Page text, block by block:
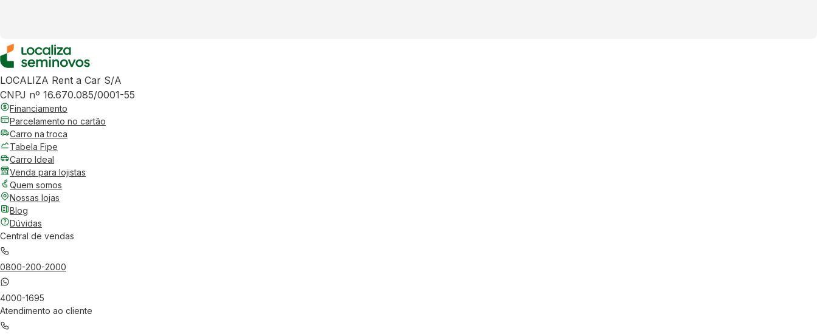
LOCALIZA Rent a Car S/A
CNPJ nº 16.670.085/0001-55
Financiamento
Parcelamento no cartão
Carro na troca
Tabela Fipe
Carro Ideal
Venda para lojistas
Quem somos
Nossas lojas
Blog
Dúvidas
Central de vendas
0800-200-2000
4000-1695
Atendimento ao cliente